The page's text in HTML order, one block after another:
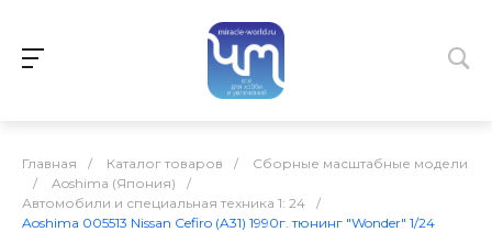
Главная / Каталог товаров /
Сборные масштабные модели
/
Aoshima (Япония)
/
Автомобили и специальная техника 1: 24
/
Aoshima 005513 Nissan Cefiro (A31) 1990г. тюнинг "Wonder" 1/24